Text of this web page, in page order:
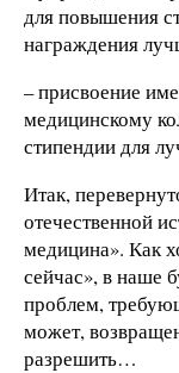
для повышения
награждения
– присвоение
медицинскому
стипендии для
Итак,
отечественной
медицина». Как
сейчас», в наше
проблем,
может,
разрешить…